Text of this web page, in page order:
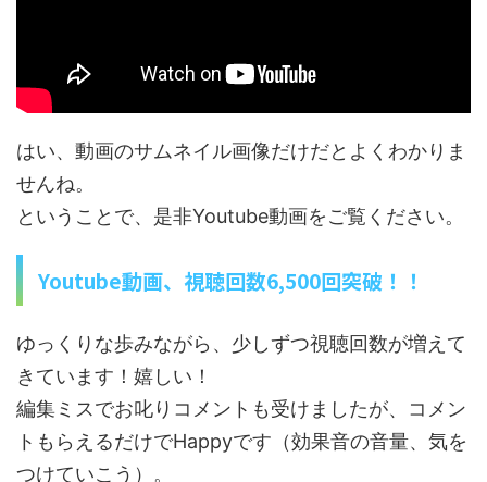
はい、動画のサムネイル画像だけだとよくわかりま
せんね。
ということで、是非Youtube動画をご覧ください。
Youtube動画、視聴回数6,500回突破！！
ゆっくりな歩みながら、少しずつ視聴回数が増えて
きています！嬉しい！
編集ミスでお叱りコメントも受けましたが、コメン
トもらえるだけでHappyです（効果音の音量、気を
つけていこう）。